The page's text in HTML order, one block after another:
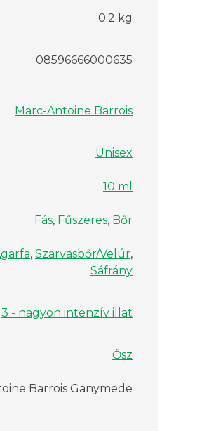
0.2 kg
08596666000635
Marc-Antoine Barrois
Unisex
10 ml
Fás, Fűszeres, Bőr
, Szarvasbőr/Velúr,
Sáfrány
3 - nagyon intenzív illat
Ősz
Barrois Ganymede